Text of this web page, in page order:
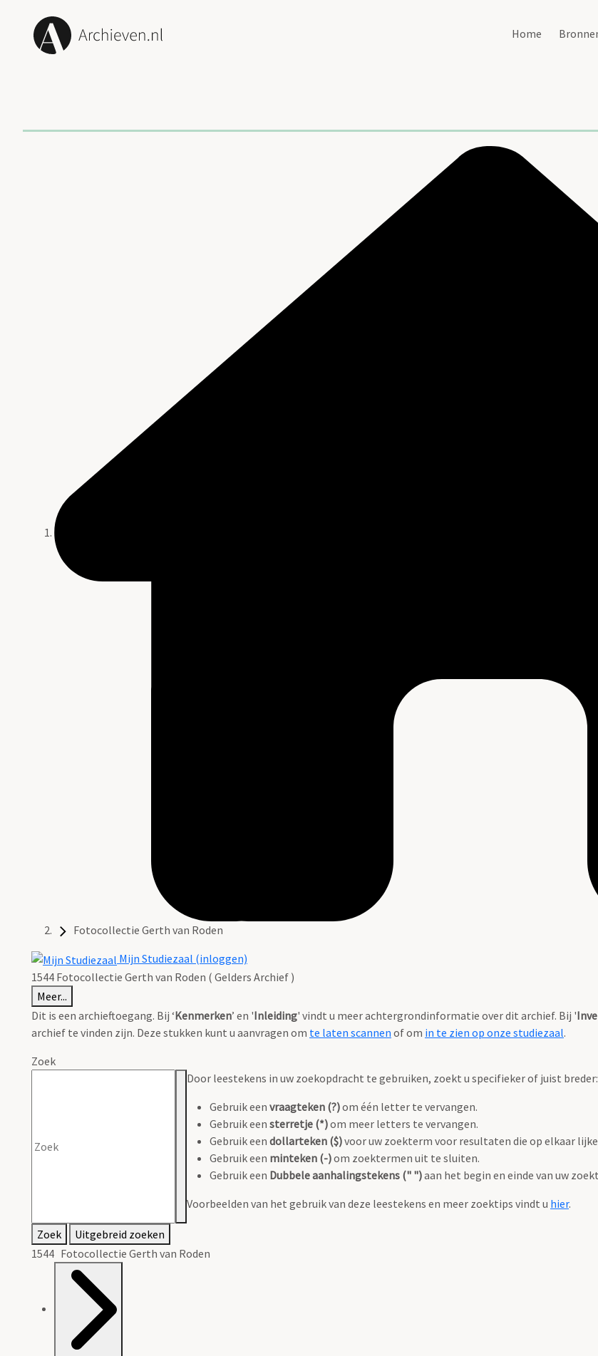
Home
Fotocollectie Gerth van Roden
Mijn Studiezaal (inloggen)
1544 Fotocollectie Gerth van Roden ( Gelders Archief )
Meer...
Dit is een archieftoegang. Bij ‘Kenmerken’ en 'Inleiding' vindt u meer achtergrondinformatie over dit archief. Bij '
archief te vinden zijn. Deze stukken kunt u aanvragen om te laten scannen of om in te zien op onze studiezaal.
Zoek
Door leestekens in uw zoekopdracht te gebruiken, zoekt u specifieker of juist breder:
Gebruik een vraagteken (?)om één letter te vervangen.
Gebruik een sterretje (*)om meer letters te vervangen.
Gebruik een dollarteken ($)voor uw zoekterm voor resultaten die op elkaar
Gebruik een minteken (-)om zoektermen uit te sluiten.
Gebruik een Dubbele aanhalingstekens (" ")aan het begin en einde van uw
Voorbeelden van het gebruik van deze leestekens en meer zoektips vindt u hier.
Zoek
Uitgebreid zoeken
1544 Fotocollectie Gerth van Roden